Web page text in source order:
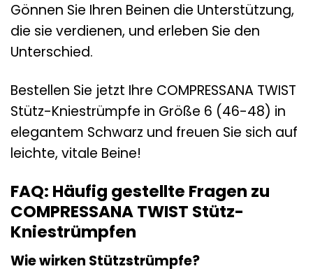
Gönnen Sie Ihren Beinen die Unterstützung,
die sie verdienen, und erleben Sie den
Unterschied.
Bestellen Sie jetzt Ihre COMPRESSANA TWIST
Stütz-Kniestrümpfe in Größe 6 (46-48) in
elegantem Schwarz und freuen Sie sich auf
leichte, vitale Beine!
FAQ: Häufig gestellte Fragen zu
COMPRESSANA TWIST Stütz-
Kniestrümpfen
Wie wirken Stützstrümpfe?